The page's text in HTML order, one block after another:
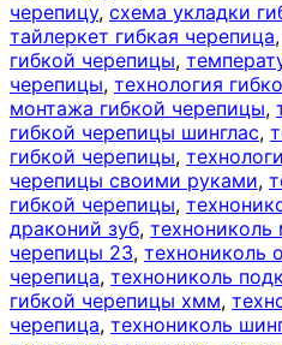
черепицу, схема укладки
тайлеркет гибкая черепица,
гибкой черепицы,
черепицы, технология
монтажа гибкой черепицы,
гибкой черепицы шинглас,
гибкой черепицы,
черепицы своими руками,
гибкой черепицы,
драконий зуб, технониколь
черепицы 23, технониколь
черепица, технониколь
гибкой черепицы хмм,
черепица, технониколь